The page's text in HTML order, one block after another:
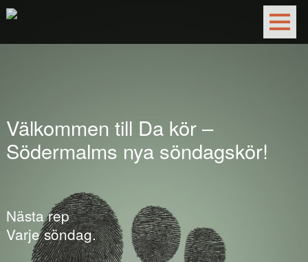
Välkommen till Da kör –
Södermalms nya söndagskör!
Nästa rep
Varje söndag.